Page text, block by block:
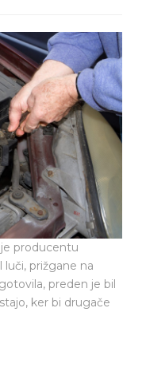
bil
pravočasno
odkrit
producentu
luči, prižgane na
preden je bil
ker bi drugače